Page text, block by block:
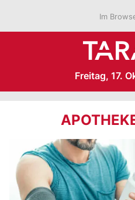
Im
Freitag, 17.